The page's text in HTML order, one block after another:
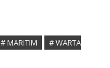
# MARITIM
# WARTA